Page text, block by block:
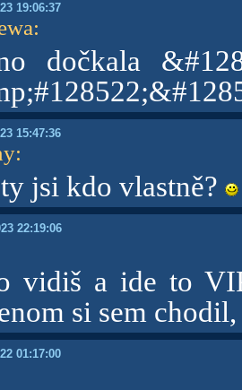
19:06:37
:
dočkala
15:47:36
:
jsi kdo vlastně?
22:19:06
vidiš a ide to
si sem
01:17:00